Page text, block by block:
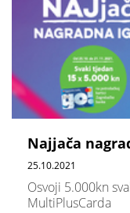
Najjača
25.10.2021
Osvoji 5.000kn
MultiPlusCarda